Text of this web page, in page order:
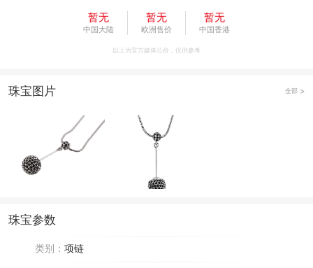
暂无
中国大陆
暂无
欧洲售价
暂无
中国香港
以上为官方媒体公价，仅供参考
珠宝图片 全部
珠宝参数
类别： 项链